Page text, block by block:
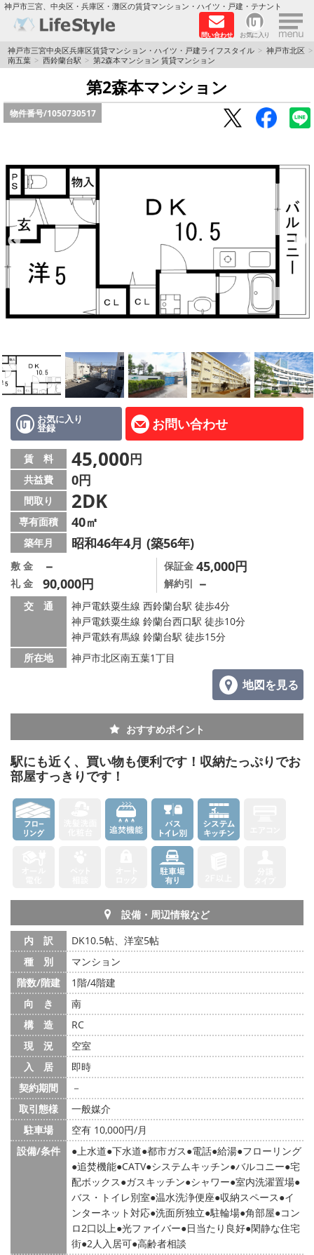
神戸市三宮、中央区・兵庫区・灘区の賃貸マンション・ハイツ・戸建・テナント
問い合わせ お気に入り ×
TOPページ
神戸の単身向けマンション特集
新築物件
保証人不要
高級賃貸
リノベーション物件
ペット飼育可能
路線·駅から探す
地域から探す
地図から探す
店舗情報·アクセス
会社概要
メールでお問い合わせ
神戸市三宮中央区兵庫区賃貸マンション・ハイツ・戸建ライフスタイル
神戸市北区
南五葉
西鈴蘭台駅 第2森本マンション 賃貸マンション
第2森本マンション
物件番号/1050730517
お気に入り
登録 お問い合わせ
賃 料 45,000円
共益費 0円
間取り 2DK
専有面積 40㎡
築年月 昭和46年4月 (築56年)
敷 金 －
礼 金 90,000円
保証金 45,000円
解約引 －
交 通
神戸電鉄粟生線 西鈴蘭台駅 徒歩4分
神戸電鉄粟生線 鈴蘭台西口駅 徒歩10分
神戸電鉄有馬線 鈴蘭台駅 徒歩15分
所在地
神戸市北区南五葉1丁目
地図を見る
おすすめポイント
駅にも近く、買い物も便利です！収納たっぷりでお
部屋すっきりです！
設備・周辺情報など
内 訳
DK10.5帖、洋室5帖
種 別
マンション
階数/階建
1階/4階建
向 き
南
構 造
RC
現 況
空室
入 居
即時
契約期間
－
取引態様
一般媒介
駐車場
空有 10,000円/月
設備/条件
上水道 下水道 都市ガス 電話 給湯 フローリング
追焚機能 CATV システムキッチン バルコニー 宅
配ボックス ガスキッチン シャワー 室内洗濯置場
バス・トイレ別室 温水洗浄便座 収納スペース イ
ンターネット対応 洗面所独立 駐輪場 角部屋 コン
ロ2口以上 光ファイバー 日当たり良好 閑静な住宅
街 2人入居可 高齢者相談